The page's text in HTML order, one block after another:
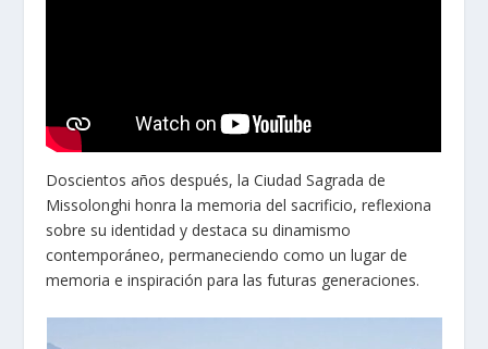
Doscientos años después, la Ciudad Sagrada de
Missolonghi honra la memoria del sacrificio, reflexiona
sobre su identidad y destaca su dinamismo
contemporáneo, permaneciendo como un lugar de
memoria e inspiración para las futuras generaciones.